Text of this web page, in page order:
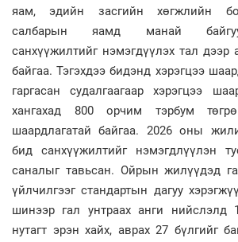
яам, эдийн засгийн хөгжлийн
салбарын яамд манай
санхүүжилтийг нэмэгдүүлэх тал дээр
байгаа. Тэгэхдээ бидэнд хэрэгцээ
гаргасан судалгаагаар хэрэгцээ
хангахад 800 орчим тэрбум
шаардлагатай байгаа. 2026 оны
бид санхүүжилтийг нэмэгдлүүлэн
саналыг тавьсан. Ойрын жилүүдэд
үйлчилгээг стандартын дагуу
шинээр гал унтраах анги нийслэлд
нутагт эрэн хайх, аврах 27 бүлгийг